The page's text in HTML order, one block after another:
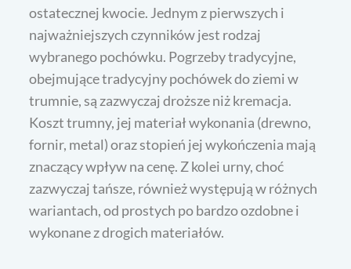
ostatecznej kwocie. Jednym z pierwszych i
najważniejszych czynników jest rodzaj
wybranego pochówku. Pogrzeby tradycyjne,
obejmujące tradycyjny pochówek do ziemi w
trumnie, są zazwyczaj droższe niż kremacja.
Koszt trumny, jej materiał wykonania (drewno,
fornir, metal) oraz stopień jej wykończenia mają
znaczący wpływ na cenę. Z kolei urny, choć
zazwyczaj tańsze, również występują w różnych
wariantach, od prostych po bardzo ozdobne i
wykonane z drogich materiałów.